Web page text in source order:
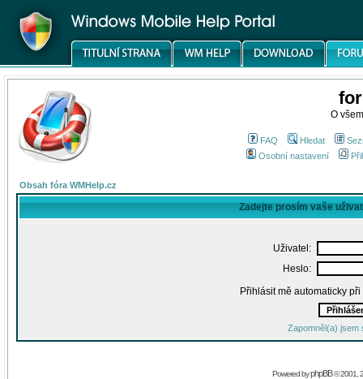
O
FAQ Hledat
Osobní nastavení
Obsah fóra WMHelp.cz
Zadejte prosím vaše
Uživatel:
Heslo:
Přihlásit mě automaticky
Zapomněl(a) jsem
Powered byphpBB© 2001,